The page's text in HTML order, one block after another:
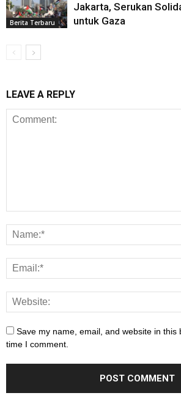
Berita Terbaru
Jakarta, Serukan
untuk Gaza
LEAVE A REPLY
Save my name, email, and website in this
time I comment.